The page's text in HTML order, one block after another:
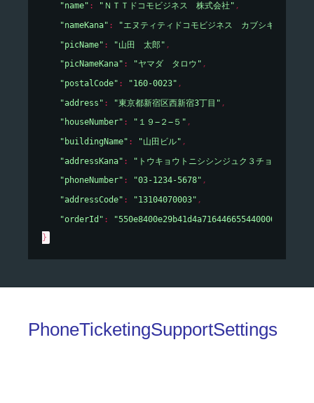
"name" : "ＮＴＴドコモビジネス　株式会社" ,
"nameKana" : "エヌティティドコモビジネス　カブシキガイシャ"
"picName" : "山田　太郎" ,
"picNameKana" : "ヤマダ　タロウ" ,
"postalCode" : "160-0023" ,
"address" : "東京都新宿区西新宿3丁目" ,
"houseNumber" : "１９−２−５" ,
"buildingName" : "山田ビル" ,
"addressKana" :
"トウキョウトニシシンジュク３チョウメ１９
"phoneNumber" : "03-1234-5678" ,
"addressCode" : "13104070003" ,
"orderId" :
"550e8400e29b41d4a716446655440000"
}
PhoneTicketingSupportSettings